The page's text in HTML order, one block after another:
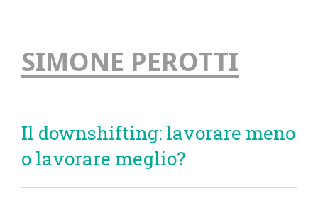
SIMONE PEROTTI
Il downshifting: lavorare meno
o lavorare meglio?